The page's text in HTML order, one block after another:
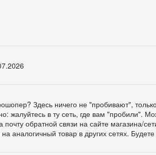
Здесь ничего не "пробивают",
жалуйтесь в ту сеть, где вам "пробили".
обратной связи на сайте магазина/
аналогичный товар в других сетях.